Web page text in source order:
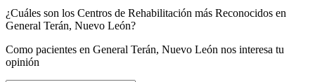
¿Cuáles son los Centros de Rehabilitación más Reconocidos en
General Terán, Nuevo León?
Como pacientes en General Terán, Nuevo León nos interesa tu
opinión